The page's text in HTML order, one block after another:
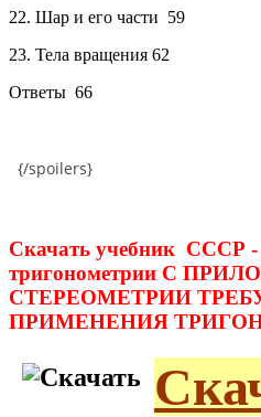
22. Шар и его части 59
23. Тела вращения 62
Ответы 66
{/spoilers}
Скачать учебник СССР -
тригонометрии С
СТЕРЕОМЕТРИИ
ПРИМЕНЕНИЯ